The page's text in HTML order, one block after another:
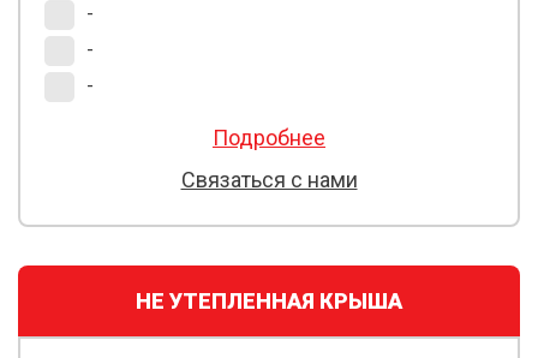
-
-
-
Подробнее
Связаться с нами
НЕ УТЕПЛЕННАЯ КРЫША